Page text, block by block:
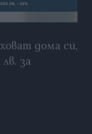
дома си,
за